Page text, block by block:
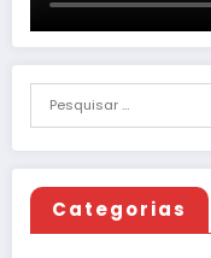
Categorias